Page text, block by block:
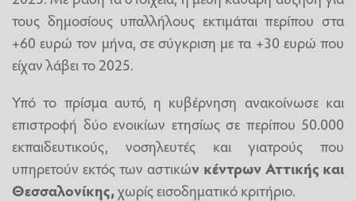
τους δημοσίους υπαλλήλους εκτιμάται περίπου στα
+60 ευρώ τον μήνα, σε σύγκριση με τα +30 ευρώ που
είχαν λάβει το 2025.
Υπό το πρίσμα αυτό, η κυβέρνηση ανακοίνωσε και
επιστροφή δύο ενοικίων ετησίως σε περίπου 50.000
εκπαιδευτικούς, νοσηλευτές και γιατρούς που
υπηρετούν εκτός των αστικών κέντρων Αττικής και
Θεσσαλονίκης,χωρίς εισοδηματικό κριτήριο.